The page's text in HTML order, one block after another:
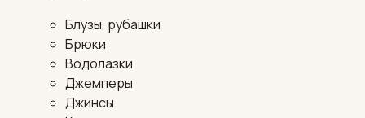
Блузы, рубашки
Брюки
Водолазки
Джемперы
Джинсы